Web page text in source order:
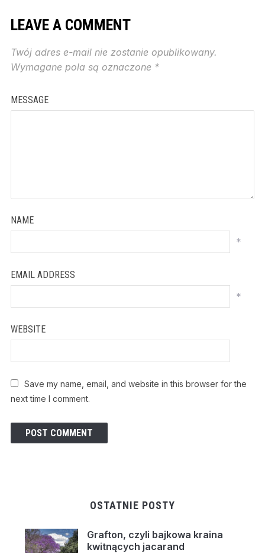
LEAVE A COMMENT
Twój adres e-mail nie zostanie opublikowany.
Wymagane pola są oznaczone *
MESSAGE
NAME
*
EMAIL ADDRESS
*
WEBSITE
Save my name, email, and website in this browser for the
next time I comment.
OSTATNIE POSTY
Grafton, czyli bajkowa kraina
kwitnących jacarand